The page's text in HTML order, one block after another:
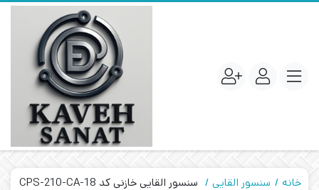
خانه سنسور القایی
سنسور القایی خازنی کد CPS-210-CA-18